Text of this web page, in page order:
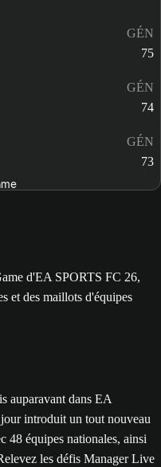
GÉN
75
GÉN
74
GÉN
73
auparavant dans EA
introduit un tout nouveau
48 équipes nationales, ainsi
les défis Manager Live